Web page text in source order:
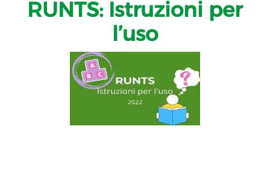
RUNTS: Istruzioni per
l’uso